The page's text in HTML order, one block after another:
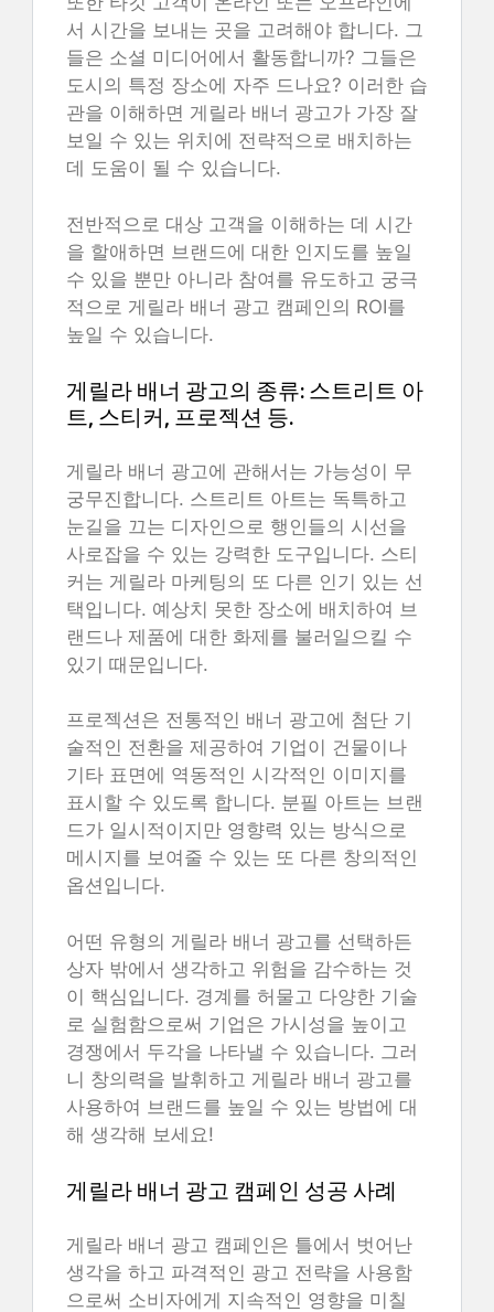
서 시간을 보내는 곳을 고려해야 합니다. 그
들은 소셜 미디어에서 활동합니까? 그들은
도시의 특정 장소에 자주 드나요? 이러한 습
관을 이해하면 게릴라 배너 광고가 가장 잘
보일 수 있는 위치에 전략적으로 배치하는
데 도움이 될 수 있습니다.
전반적으로 대상 고객을 이해하는 데 시간
을 할애하면 브랜드에 대한 인지도를 높일
수 있을 뿐만 아니라 참여를 유도하고 궁극
적으로 게릴라 배너 광고 캠페인의 ROI를
높일 수 있습니다.
게릴라 배너 광고의 종류: 스트리트 아
트, 스티커, 프로젝션 등.
게릴라 배너 광고에 관해서는 가능성이 무
궁무진합니다. 스트리트 아트는 독특하고
눈길을 끄는 디자인으로 행인들의 시선을
사로잡을 수 있는 강력한 도구입니다. 스티
커는 게릴라 마케팅의 또 다른 인기 있는 선
택입니다. 예상치 못한 장소에 배치하여 브
랜드나 제품에 대한 화제를 불러일으킬 수
있기 때문입니다.
프로젝션은 전통적인 배너 광고에 첨단 기
술적인 전환을 제공하여 기업이 건물이나
기타 표면에 역동적인 시각적인 이미지를
표시할 수 있도록 합니다. 분필 아트는 브랜
드가 일시적이지만 영향력 있는 방식으로
메시지를 보여줄 수 있는 또 다른 창의적인
옵션입니다.
어떤 유형의 게릴라 배너 광고를 선택하든
상자 밖에서 생각하고 위험을 감수하는 것
이 핵심입니다. 경계를 허물고 다양한 기술
로 실험함으로써 기업은 가시성을 높이고
경쟁에서 두각을 나타낼 수 있습니다. 그러
니 창의력을 발휘하고 게릴라 배너 광고를
사용하여 브랜드를 높일 수 있는 방법에 대
해 생각해 보세요!
게릴라 배너 광고 캠페인 성공 사례
게릴라 배너 광고 캠페인은 틀에서 벗어난
생각을 하고 파격적인 광고 전략을 사용함
으로써 소비자에게 지속적인 영향을 미칠